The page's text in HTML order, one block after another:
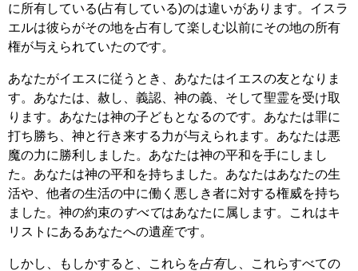
に所有している(占有している)のは違いがあります。イスラ
エルは彼らがその地を占有して楽しむ以前にその地の所有
権が与えられていたのです。
あなたがイエスに従うとき、あなたはイエスの友となりま
す。あなたは、赦し、義認、神の義、そして聖霊を受け取
ります。あなたは神の子どもとなるのです。あなたは罪に
打ち勝ち、神と行き来する力が与えられます。あなたは悪
魔の力に勝利しました。あなたは神の平和を手にしまし
た。あなたは神の平和を持ちました。あなたはあなたの生
活や、他者の生活の中に働く悪しき者に対する権威を持ち
ました。神の約束のすべてはあなたに属します。これはキ
リストにあるあなたへの遺産です。
しかし、もしかすると、これらを占有し、これらすべての